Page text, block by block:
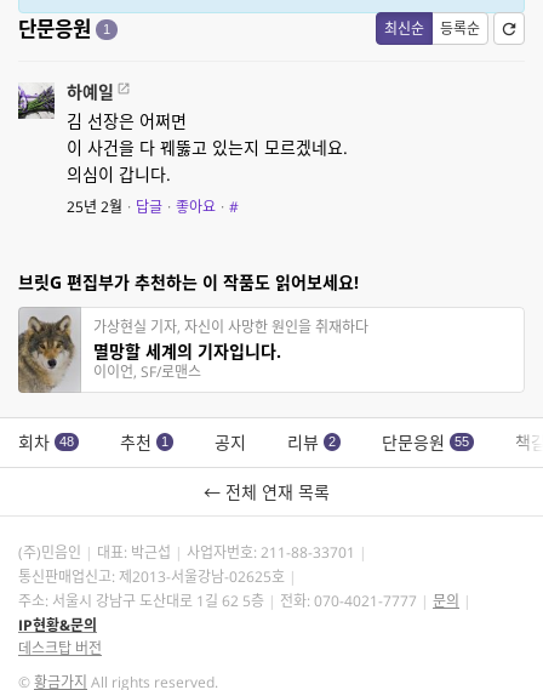
최신순 등록순
단문응원 1
하예일
김 선장은 어쩌면
이 사건을 다 꿰뚫고 있는지 모르겠네요.
의심이 갑니다.
25년 2월 · 답글 · 좋아요 · #
브릿G 편집부가 추천하는 이 작품도 읽어보세요!
가상현실 기자, 자신이 사망한 원인을 취재하다
멸망할 세계의 기자입니다.
이이언, SF/로맨스
회차 48 추천 1 공지 리뷰 2 단문응원 55 책
← 전체 연재 목록
(주)민음인 대표: 박근섭 사업자번호: 211-88-33701
통신판매업신고: 제2013-서울강남-02625호
주소: 서울시 강남구 도산대로 1길 62 5층
전화: 070-4021-7777
문의
IP현황&문의
데스크탑 버전
©황금가지 All rights reserved.